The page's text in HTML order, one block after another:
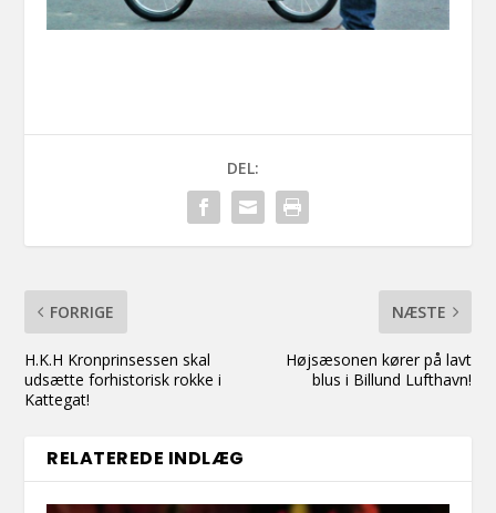
DEL:
FORRIGE
H.K.H Kronprinsessen skal
udsætte forhistorisk rokke i
Kattegat!
NÆSTE
Højsæsonen kører på lavt
blus i Billund Lufthavn!
RELATEREDE INDLÆG